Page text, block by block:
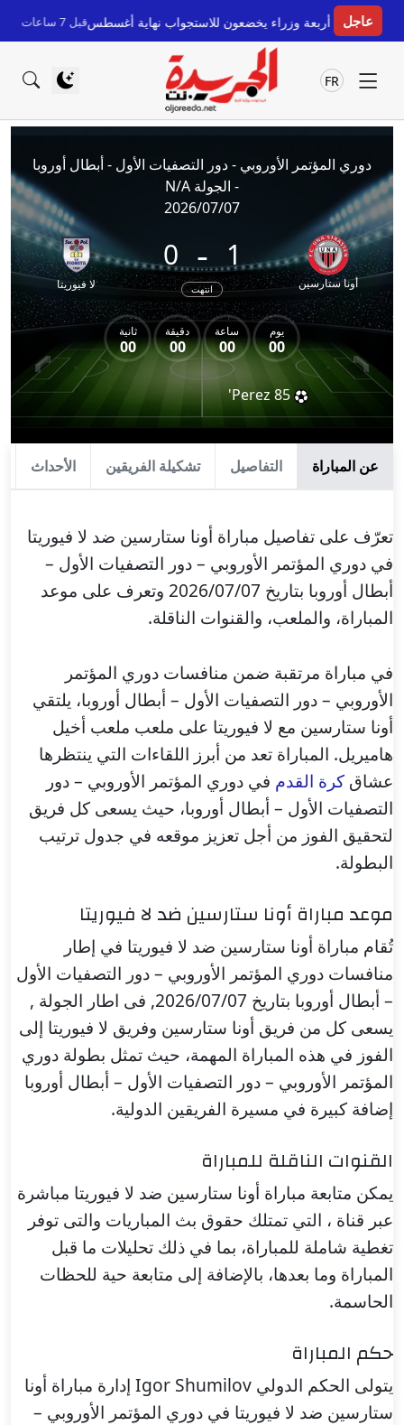
عاجل
الإسباني: أربعة وزراء يخضعون للاستجواب نهاية أغسطسقبل 7 ساعات باتيلي
FR
دوري المؤتمر الأوروبي - دور التصفيات الأول - أبطال أوروبا
- الجولة N/A
2026/07/07
أونا ستارسين
1
-
0
انتهت لا فيوريتا
يوم
00
ساعة
00
دقيقة
00
ثانية
00
Perez85'
عن المباراة التفاصيل تشكيلة الفريقين الأحداث
تعرّف على تفاصيل مباراة أونا ستارسين ضد لا فيوريتا
في دوري المؤتمر الأوروبي – دور التصفيات الأول –
أبطال أوروبا بتاريخ 2026/07/07 وتعرف على موعد
المباراة، والملعب، والقنوات الناقلة.
في مباراة مرتقبة ضمن منافسات دوري المؤتمر
الأوروبي – دور التصفيات الأول – أبطال أوروبا، يلتقي
أونا ستارسين مع لا فيوريتا على ملعب ملعب أخيل
هاميريل. المباراة تعد من أبرز اللقاءات التي ينتظرها
عشاق كرة القدم في دوري المؤتمر الأوروبي – دور
التصفيات الأول – أبطال أوروبا، حيث يسعى كل فريق
لتحقيق الفوز من أجل تعزيز موقعه في جدول ترتيب
البطولة.
موعد مباراة أونا ستارسين ضد لا فيوريتا
تُقام مباراة أونا ستارسين ضد لا فيوريتا في إطار
منافسات دوري المؤتمر الأوروبي – دور التصفيات الأول
– أبطال أوروبا بتاريخ 2026/07/07, فى اطار الجولة ,
يسعى كل من فريق أونا ستارسين وفريق لا فيوريتا إلى
الفوز في هذه المباراة المهمة، حيث تمثل بطولة دوري
المؤتمر الأوروبي – دور التصفيات الأول – أبطال أوروبا
إضافة كبيرة في مسيرة الفريقين الدولية.
القنوات الناقلة للمباراة
يمكن متابعة مباراة أونا ستارسين ضد لا فيوريتا مباشرة
عبر قناة ، التي تمتلك حقوق بث المباريات والتى توفر
تغطية شاملة للمباراة، بما في ذلك تحليلات ما قبل
المباراة وما بعدها، بالإضافة إلى متابعة حية للحظات
الحاسمة.
حكم المباراة
يتولى الحكم الدولي Igor Shumilov إدارة مباراة أونا
ستارسين ضد لا فيوريتا في دوري المؤتمر الأوروبي –